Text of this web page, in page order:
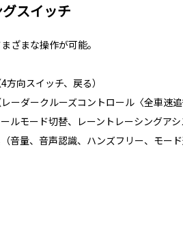
スイッチ
ざまな操作が可能。
向スイッチ、戻る）
ーダークルーズコントロール〈全車速
ルモード切替、レーントレーシングアシ
音量、音声認識、ハンズフリー、モード